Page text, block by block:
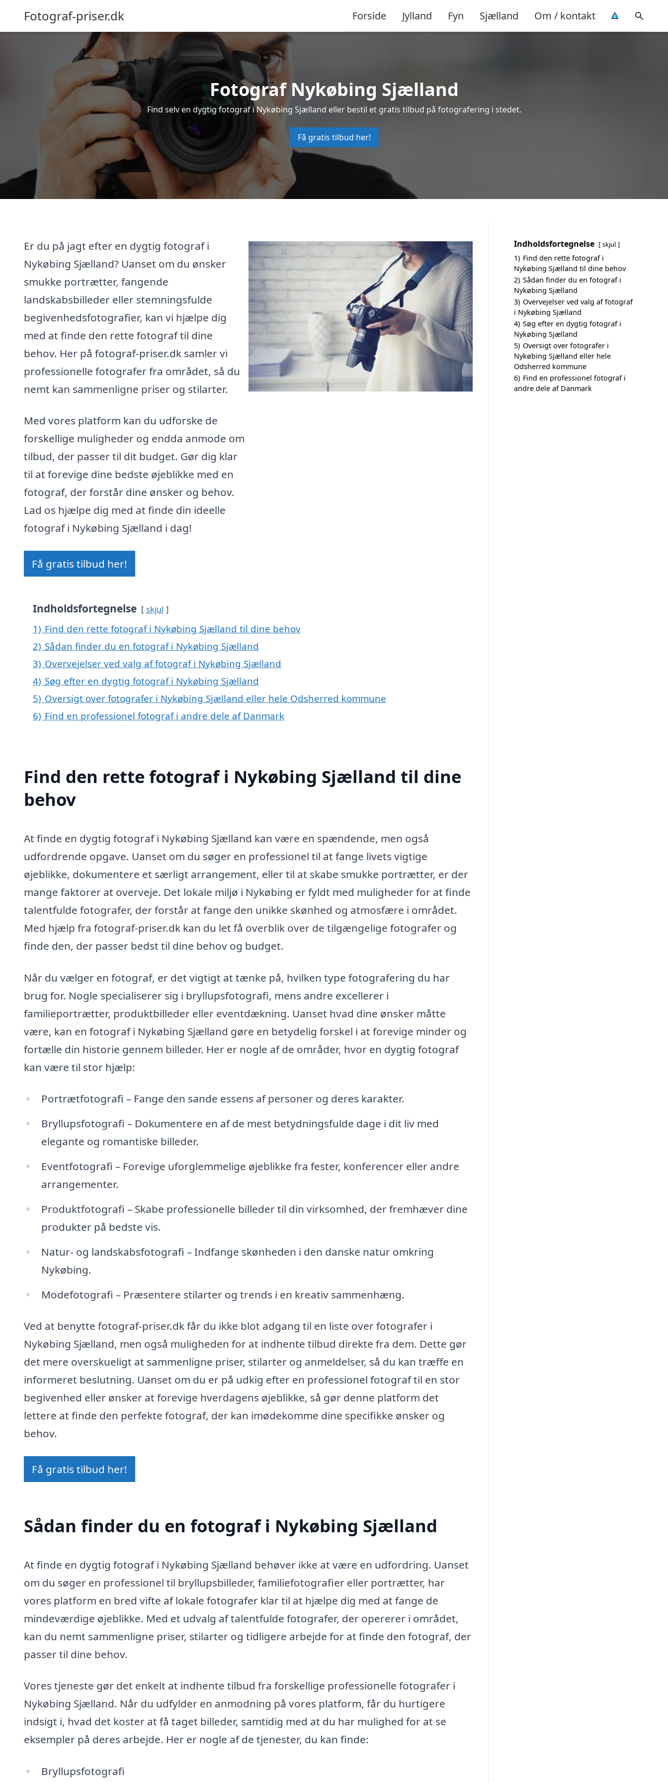
Fotograf-priser.dk Forside Jylland Fyn Sjælland Om / kontakt
Fotograf Nykøbing Sjælland
Find selv en dygtig fotograf i Nykøbing Sjælland eller bestil et gratis tilbud på fotografering i stedet.
Få gratis tilbud her!
Er du på jagt efter en dygtig fotograf i
Nykøbing Sjælland? Uanset om du ønsker
smukke portrætter, fangende
landskabsbilleder eller stemningsfulde
begivenhedsfotografier, kan vi hjælpe dig
med at finde den rette fotograf til dine
behov. Her på fotograf-priser.dk samler vi
professionelle fotografer fra området, så du
nemt kan sammenligne priser og stilarter.
Med vores platform kan du udforske de
forskellige muligheder og endda anmode om
tilbud, der passer til dit budget. Gør dig klar
til at forevige dine bedste øjeblikke med en
fotograf, der forstår dine ønsker og behov.
Lad os hjælpe dig med at finde din ideelle
fotograf i Nykøbing Sjælland i dag!
Få gratis tilbud her!
Indholdsfortegnelse skjul
1) Find den rette fotograf i Nykøbing Sjælland til dine behov
2) Sådan finder du en fotograf i Nykøbing Sjælland
3) Overvejelser ved valg af fotograf i Nykøbing Sjælland
4) Søg efter en dygtig fotograf i Nykøbing Sjælland
5) Oversigt over fotografer i Nykøbing Sjælland eller hele Odsherred kommune
6) Find en professionel fotograf i andre dele af Danmark
Find den rette fotograf i Nykøbing Sjælland til dine
behov
At finde en dygtig fotograf i Nykøbing Sjælland kan være en spændende, men også
udfordrende opgave. Uanset om du søger en professionel til at fange livets vigtige
øjeblikke, dokumentere et særligt arrangement, eller til at skabe smukke portrætter, er der
mange faktorer at overveje. Det lokale miljø i Nykøbing er fyldt med muligheder for at finde
talentfulde fotografer, der forstår at fange den unikke skønhed og atmosfære i området.
Med hjælp fra fotograf-priser.dk kan du let få overblik over de tilgængelige fotografer og
finde den, der passer bedst til dine behov og budget.
Når du vælger en fotograf, er det vigtigt at tænke på, hvilken type fotografering du har
brug for. Nogle specialiserer sig i bryllupsfotografi, mens andre excellerer i
familieportrætter, produktbilleder eller eventdækning. Uanset hvad dine ønsker måtte
være, kan en fotograf i Nykøbing Sjælland gøre en betydelig forskel i at forevige minder og
fortælle din historie gennem billeder. Her er nogle af de områder, hvor en dygtig fotograf
kan være til stor hjælp:
Portrætfotografi – Fange den sande essens af personer og deres karakter.
Bryllupsfotografi – Dokumentere en af de mest betydningsfulde dage i dit liv med
elegante og romantiske billeder.
Eventfotografi – Forevige uforglemmelige øjeblikke fra fester, konferencer eller andre
arrangementer.
Produktfotografi – Skabe professionelle billeder til din virksomhed, der fremhæver dine
produkter på bedste vis.
Natur- og landskabsfotografi – Indfange skønheden i den danske natur omkring
Nykøbing.
Modefotografi – Præsentere stilarter og trends i en kreativ sammenhæng.
Ved at benytte fotograf-priser.dk får du ikke blot adgang til en liste over fotografer i
Nykøbing Sjælland, men også muligheden for at indhente tilbud direkte fra dem. Dette gør
det mere overskueligt at sammenligne priser, stilarter og anmeldelser, så du kan træffe en
informeret beslutning. Uanset om du er på udkig efter en professionel fotograf til en stor
begivenhed eller ønsker at forevige hverdagens øjeblikke, så gør denne platform det
lettere at finde den perfekte fotograf, der kan imødekomme dine specifikke ønsker og
behov.
Få gratis tilbud her!
Sådan finder du en fotograf i Nykøbing Sjælland
At finde en dygtig fotograf i Nykøbing Sjælland behøver ikke at være en udfordring. Uanset
om du søger en professionel til bryllupsbilleder, familiefotografier eller portrætter, har
vores platform en bred vifte af lokale fotografer klar til at hjælpe dig med at fange de
mindeværdige øjeblikke. Med et udvalg af talentfulde fotografer, der opererer i området,
kan du nemt sammenligne priser, stilarter og tidligere arbejde for at finde den fotograf, der
passer til dine behov.
Vores tjeneste gør det enkelt at indhente tilbud fra forskellige professionelle fotografer i
Nykøbing Sjælland. Når du udfylder en anmodning på vores platform, får du hurtigere
indsigt i, hvad det koster at få taget billeder, samtidig med at du har mulighed for at se
eksempler på deres arbejde. Her er nogle af de tjenester, du kan finde:
Bryllupsfotografi
Indholdsfortegnelse skjul
1) Find den rette fotograf i
Nykøbing Sjælland til dine behov
2) Sådan finder du en fotograf i
Nykøbing Sjælland
3) Overvejelser ved valg af fotograf
i Nykøbing Sjælland
4) Søg efter en dygtig fotograf i
Nykøbing Sjælland
5) Oversigt over fotografer i
Nykøbing Sjælland eller hele
Odsherred kommune
6) Find en professionel fotograf i
andre dele af Danmark